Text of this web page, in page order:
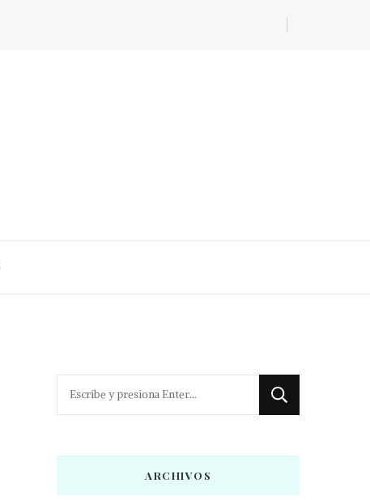
¿Buscas
ARCHIVOS